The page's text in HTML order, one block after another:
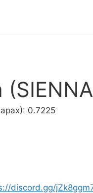
0.7225
discord.gg/